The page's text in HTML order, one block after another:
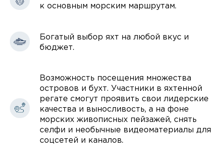
к основным морским маршрутам.
Богатый выбор яхт на любой вкус и
бюджет.
Возможность посещения множества
островов и бухт. Участники в яхтенной
регате смогут проявить свои лидерские
качества и выносливость, а на фоне
морских живописных пейзажей, снять
селфи и необычные видеоматериалы для
соцсетей и каналов.